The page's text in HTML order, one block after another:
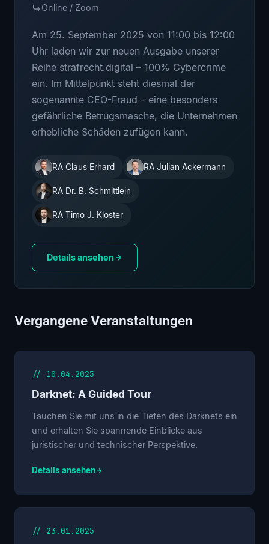
Online / Zoom
Am 25. September 2025 von 11:00 bis 12:00
Uhr laden wir zur neuen Ausgabe unserer
Reihe strafrecht.digital – 100% Cybercrime
ein. Im Mittelpunkt steht diesmal der
sogenannte CEO-Fraud – eine besonders
gefährliche Betrugsmasche, die Unternehmen
erhebliche Schäden zufügen kann.
RA Claus Erhard RA Julian Ackermann
RA Dr. B. Schmittlein
RA Timo J. Kloster
Details ansehen
Vergangene Veranstaltungen
// 10.04.2025
Darknet: A Guided Tour
Tauchen Sie mit uns in die Tiefen des Darknets ein
und erhalten Sie spannende Einblicke aus
juristischer und technischer Perspektive.
Details ansehen
// 23.01.2025